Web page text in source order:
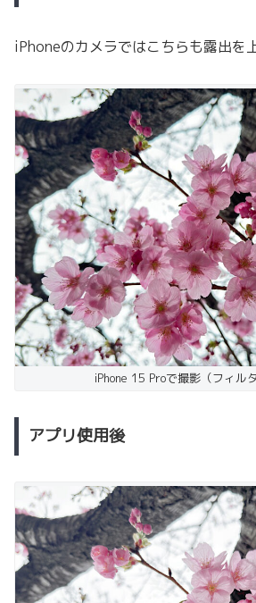
iPhoneのカメラではこちらも露出を
iPhone 15 Proで撮影（フィル
アプリ使用後